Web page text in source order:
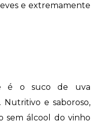
e extremamente
é o suco de uva
e saboroso,
sem álcool do vinho